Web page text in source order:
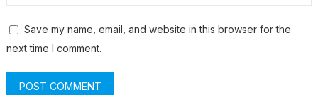
Save my name, email, and website in this browser for the
next time I comment.